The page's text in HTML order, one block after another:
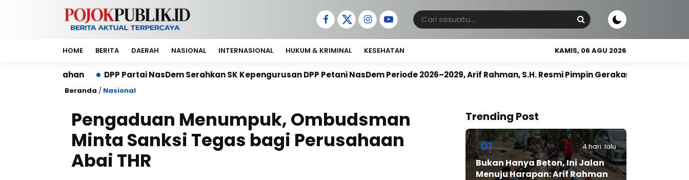
HOME BERITA DAERAH NASIONAL INTERNASIONAL HUKUM & KRIMINAL KESEHATAN KAMIS, 06 AGU 2026
DPP Partai NasDem Serahkan SK Kepengurusan DPP Petani NasDem Periode 2026–2029, Arif Rahman, S.H. Resmi Pimpin Gerakan Nasional Petani Nasdem
Beranda / Nasional
Pengaduan Menumpuk, Ombudsman
Minta Sanksi Tegas bagi Perusahaan
Abai THR
Trending Post
01 4 hari lalu
Bukan Hanya Beton, Ini Jalan
Menuju Harapan: Arif Rahman